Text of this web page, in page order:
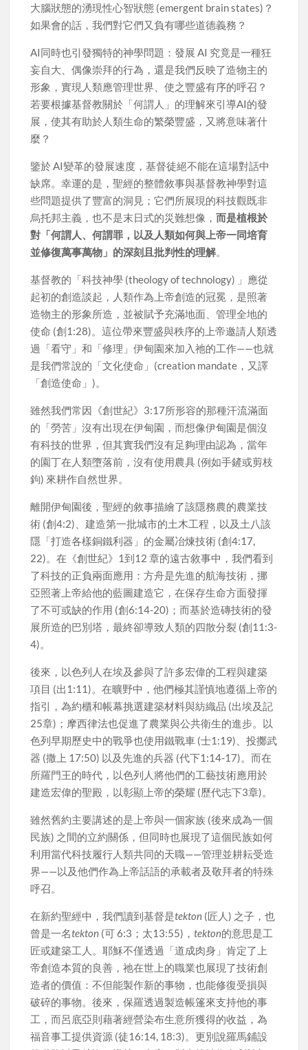
大腦狀態的湧現性心智狀態 (emergent brain states)？
如果會的話，我們對它們又負有哪些道德義務？
AI同時也引發獨特的神學問題：發展 AI 究竟是一種狂
妄自大、偶像崇拜的行為，還是我們反映了造物主的
形象，實現人類應管理世界、使之豐盛有序的呼召？
若要根據基督教關於「何謂人」的理解來引導AI的發
展，使其有助於人類生命的繁榮豐盛，又將意味著什
麼？
鑒於 AI變革的發展速度，基督徒絕不能在這場對話中
缺席。幸運的是，聖經的整體敘事與基督教神學對這
些問題提供了豐富的洞見；它們所展現的科技觀既非
烏托邦主義，也不是末日式的災難想像，而是植根於
對「何謂人、何謂罪，以及人類如何與上帝一同培育
並修復萬事萬物」的深刻且批判性的理解。
基督教的「科技神學 (theology of technology) 」應從
起初的創造談起，人類作為上帝創造的冠冕，是照著
造物主的形象所造，並被賦予充滿地面、管理全地的
使命 (創1:28)。這位帶來豐盛與秩序的上帝邀請人類透
過「看守」和「修理」伊甸園來加入祂的工作——也就
是我們常說的「文化使命」(creation mandate，又譯
「創造使命」)。
雖然我們常因《創世紀》3:17所形容的那種汗流滿面
的「勞苦」沒有出現在伊甸園，而想像伊甸園是個沒
有科技的世界，但其實我們沒有足夠理由認為，當年
的園丁在人類墮落前，沒有使用農具 (例如手鏟或剪枝
鉤) 來耕作自然世界。
離開伊甸園後，聖經的敘事描繪了該隱務農的農業技
術 (創4:2)、建造第一批城市的土木工程，以及土八該
隱「打造各樣銅鐵利器」的金屬冶煉技術 (創4:17,
22)。在《創世紀》1到12 章的遠古敘事中，我們看到
了科技的正負兩面應用：方舟是先進的航海技術，挪
亞照著上帝給他的藍圖建造它，在保存生命方面發揮
了不可或缺的作用 (創6:14-20)；而基於造磚技術的發
展所造的巴別塔，最終卻導致人類的四散分裂 (創11:3-
4)。
後來，以色列人在埃及參與了許多宏偉的工程與建築
項目 (出1:11)。在曠野中，他們極其謹慎地遵循上帝的
指引，為約櫃和帳幕挑選建築材料與紡織品 (出埃及記
25章)；摩西律法也促進了農業與公共衛生的進步。以
色列早期歷史中的戰爭也使用鐵戰車 (士1:19)、投擲武
器 (撒上 17:50) 以及先進的兵器 (代下1:14-17)。而在
所羅門王的時代，以色列人將他們的工藝技術應用於
建造宏偉的聖殿，以彰顯上帝的榮耀 (歷代志下3章)。
雖然舊約主要講述的是上帝與一個家族 (後來成為一個
民族) 之間的立約關係，但同時也展現了這個民族如何
利用當代科技履行人類共同的天職——管理並耕耘受造
界——以及他們作為上帝話語的承載者及敬拜者的特殊
呼召。
在新約聖經中，我們讀到基督是tekton (匠人) 之子，也
曾是一名tekton (可 6:3；太13:55)，tekton的意思是工
匠或建築工人。耶穌不僅透過「道成肉身」肯定了上
帝創造本質的良善，祂在世上的職業也展現了技術創
造者的價值：不但能製作新的事物，也能修復受損與
破碎的事物。後來，保羅透過製造帳篷來支持他的事
工，而呂底亞則藉著經營染布生意所獲得的收益，為
福音事工提供資源 (徒16:14, 18:3)。更別說羅馬鋪設